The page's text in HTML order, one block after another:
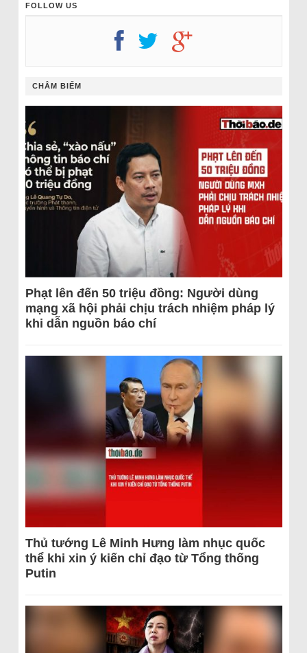
FOLLOW US
CHÂM BIẾM
Phạt lên đến 50 triệu đồng: Người dùng
mạng xã hội phải chịu trách nhiệm pháp lý
khi dẫn nguồn báo chí
Thủ tướng Lê Minh Hưng làm nhục quốc
thể khi xin ý kiến chỉ đạo từ Tổng thống
Putin